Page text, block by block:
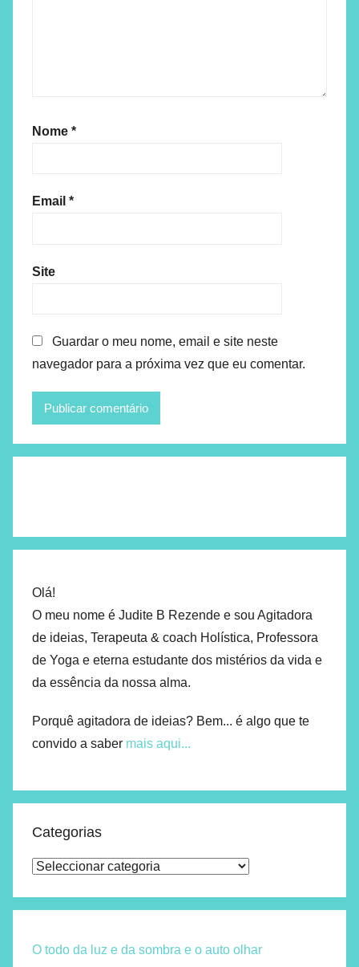
Nome *
Email *
Site
Guardar o meu nome, email e site neste
navegador para a próxima vez que eu comentar.
Olá!
O meu nome é Judite B Rezende e sou Agitadora
de ideias, Terapeuta & coach Holística, Professora
de Yoga e eterna estudante dos mistérios da vida e
da essência da nossa alma.
Porquê agitadora de ideias? Bem... é algo que te
convido a saber mais aqui...
Categorias
O todo da luz e da sombra e o auto olhar